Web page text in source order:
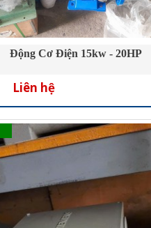
Động Cơ Điện 15kw - 20HP
Liên hệ